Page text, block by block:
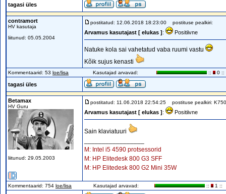
tagasi üles
contramort
HV kasutaja
liitunud: 05.05.2004
postitatud: 12.06.2018 18:23:00 postituse pealkiri:
Arvamus kasutajast [ elukas ]: Positiivne
Natuke kola sai vahetatud vaba ruumi vastu
Kõik sujus kenasti
Kommentaarid: 53 loe/lisa Kasutajad arvavad: :: 0 ::
tagasi üles
Betamax
HV Guru
liitunud: 29.05.2003
postitatud: 11.06.2018 22:54:25 postituse pealkiri: K750
Arvamus kasutajast [ elukas ]: Positiivne
Sain klaviatuuri
M: Intel i5 4590 protsessorid
M: HP Elitedesk 800 G3 SFF
M: HP Elitedesk 800 G2 Mini 35W
Kommentaarid: 754 loe/lisa Kasutajad arvavad: :: 1 ::